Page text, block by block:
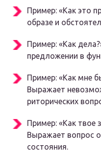
Пример: «Как это
образе и
Пример: «Как
предложении в
Пример: «Как мне
Выражает
риторических
Пример: «Как твое
Выражает вопрос о
состояния.